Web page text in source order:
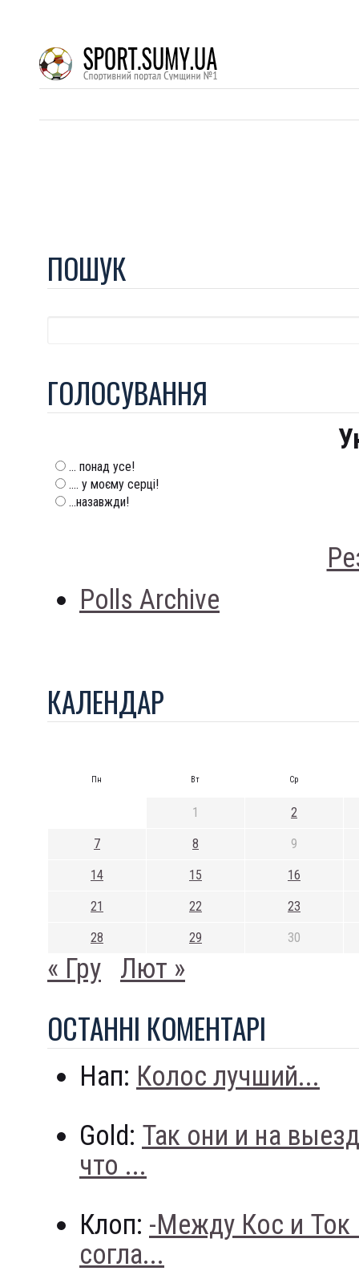
ПОШУК
ГОЛОСУВАННЯ
... понад усе!
.... у моєму серці!
...назавжди!
Polls Archive
КАЛЕНДАР
Пн Вт Ср
1 2
7 8 9
14 15 16
21 22 23
28 29 30
« Гру Лют »
ОСТАННI КОМЕНТАРI
Нап: Колос лучший...
Gold: Так они и на
что ...
Клоп: -Между Кос и
согла...